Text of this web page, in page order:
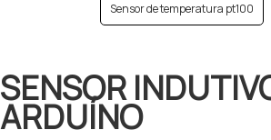
Sensor de temperatura pt100
SENSOR
ARDUÍNO